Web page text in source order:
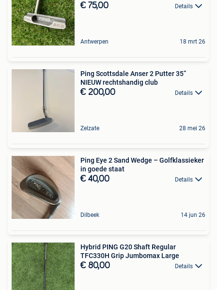
€ 75,00 Details
Antwerpen 18 mrt 26
Ping Scottsdale Anser 2 Putter 35”
NIEUW rechtshandig club
€ 200,00 Details
Zelzate 28 mei 26
Ping Eye 2 Sand Wedge – Golfklassieker
in goede staat
€ 40,00 Details
Dilbeek 14 jun 26
Hybrid PING G20 Shaft Regular
TFC330H Grip Jumbomax Large
€ 80,00 Details